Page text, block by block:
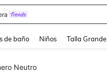
Elegantes Para Fiesta De Gala
de baño Niños Talla Grande
Neutro